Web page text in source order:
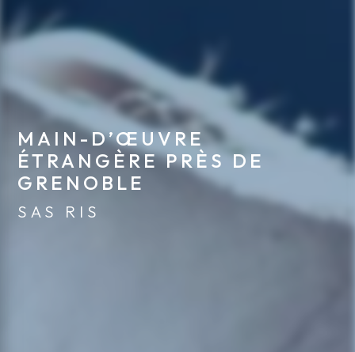
MAIN-D’ŒUVRE
ÉTRANGÈRE PRÈS DE
GRENOBLE
SAS RIS